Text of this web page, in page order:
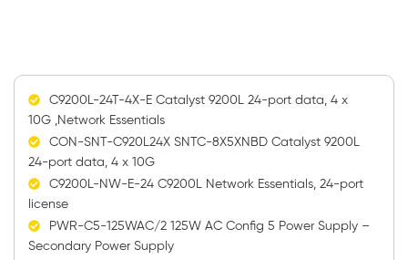
C9200L-24T-4X-E Catalyst 9200L 24-port data, 4 x
10G ,Network Essentials
CON-SNT-C920L24X SNTC-8X5XNBD Catalyst 9200L
24-port data, 4 x 10G
C9200L-NW-E-24 C9200L Network Essentials, 24-port
license
PWR-C5-125WAC/2 125W AC Config 5 Power Supply –
Secondary Power Supply